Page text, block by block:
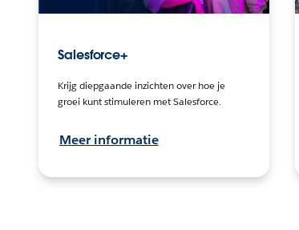
Salesforce+
Krijg diepgaande inzichten over hoe je
groei kunt stimuleren met Salesforce.
Meer informatie